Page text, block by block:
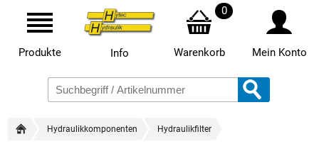
Produkte Info
0
Warenkorb Mein Konto
Hydraulikkomponenten Hydraulikfilter